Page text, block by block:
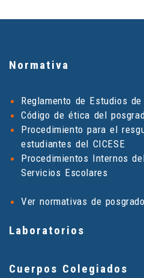
Normativa
Reglamento de Estudios
Código de ética del
Procedimiento para el
estudiantes del CICESE
Procedimientos Internos
Servicios Escolares
Ver normativas de posgrado
Laboratorios
Cuerpos Colegiados